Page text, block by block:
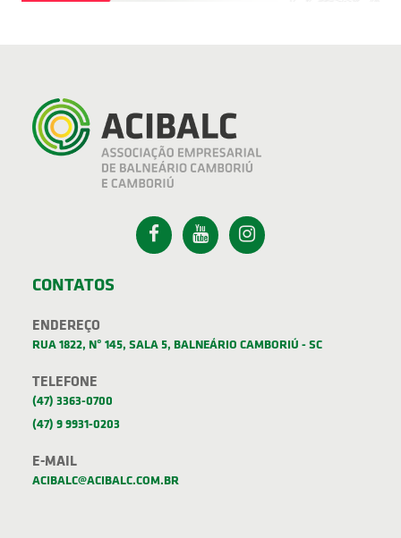
CONTATOS
ENDEREÇO
RUA 1822, Nº 145, SALA 5, BALNEÁRIO CAMBORIÚ - SC
TELEFONE
(47) 3363-0700
(47) 9 9931-0203
E-MAIL
ACIBALC@ACIBALC.COM.BR